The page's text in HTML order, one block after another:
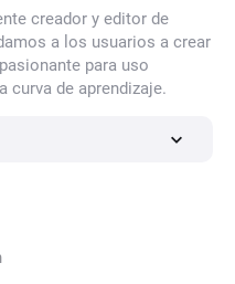
creador y editor de
a los usuarios a crear
para uso
curva de aprendizaje.